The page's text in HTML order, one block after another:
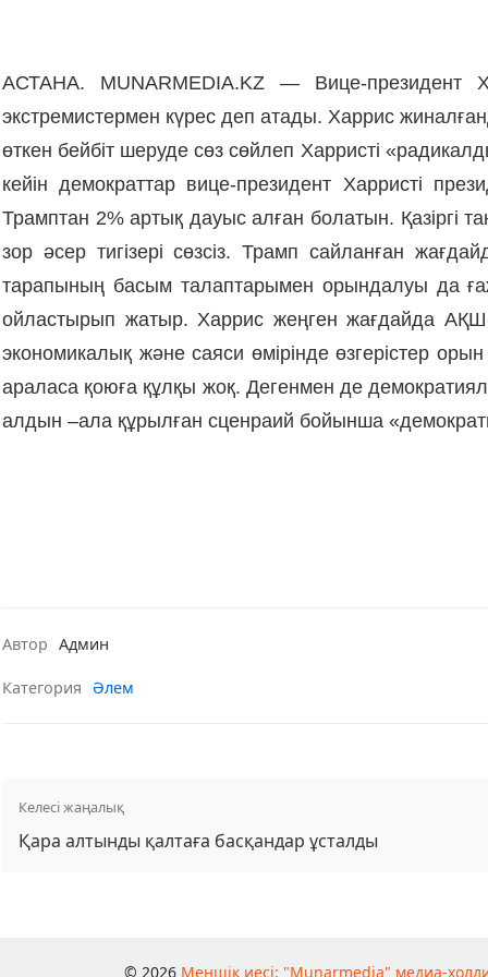
АСТАНА. MUNARMEDIA.KZ — Вице-президент
экстремистермен күрес деп атады. Харрис
өткен бейбіт шеруде сөз сөйлеп Харристі
кейін демократтар вице-президент Харристі
Трамптан 2%артық дауыс алған болатын. Қазіргі
зор әсер тигізері сөзсіз. Трамп сайланған
тарапының басым талаптарымен орындалуы да
ойластырып жатыр. Харрис жеңген жағдайда
экономикалық және саяси өмірінде өзгерістер
араласа қоюға құлқы жоқ. Дегенмен де
алдын –ала құрылған сценраий бойынша
Автор Админ
Категория Әлем
Келесі жаңалық
Қара алтынды қалтаға басқандар ұсталды
© 2026 Меншік иесі: "Munarmedia" медиа-